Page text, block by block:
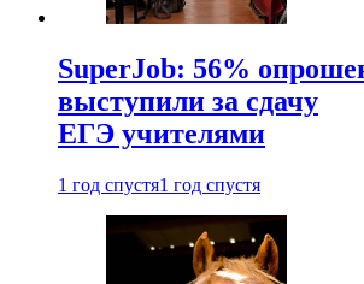
SuperJob: 56%
выступили за сдачу
ЕГЭ учителями
1 год спустя1 год спустя